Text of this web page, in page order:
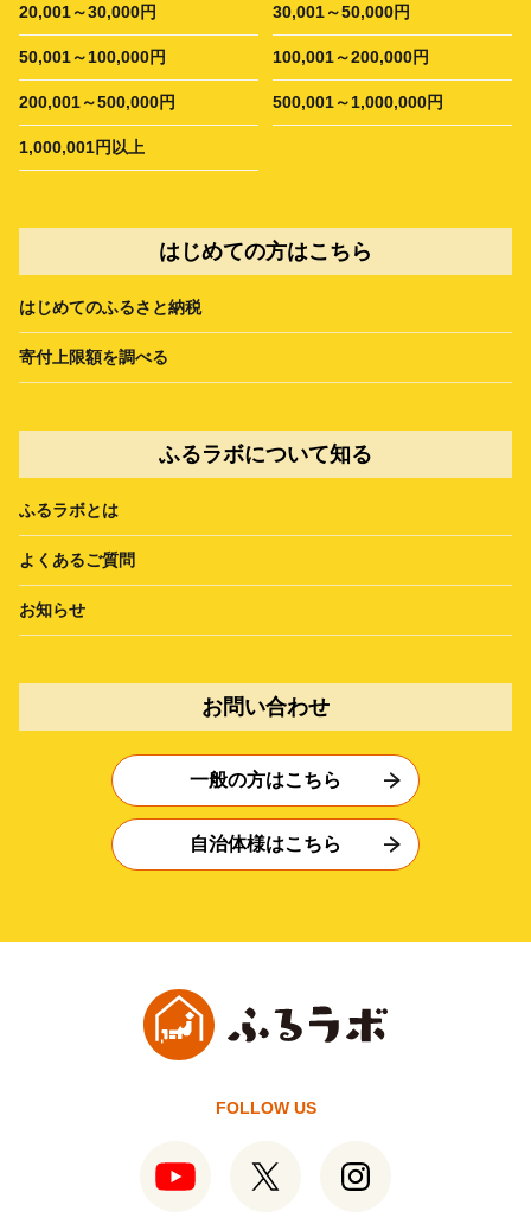
20,001～30,000円 30,001～50,000円
50,001～100,000円 100,001～200,000円
200,001～500,000円 500,001～1,000,000円
1,000,001円以上
はじめての方はこちら
はじめてのふるさと納税
寄付上限額を調べる
ふるラボについて知る
ふるラボとは
よくあるご質問
お知らせ
お問い合わせ
一般の方はこちら
自治体様はこちら
FOLLOW US